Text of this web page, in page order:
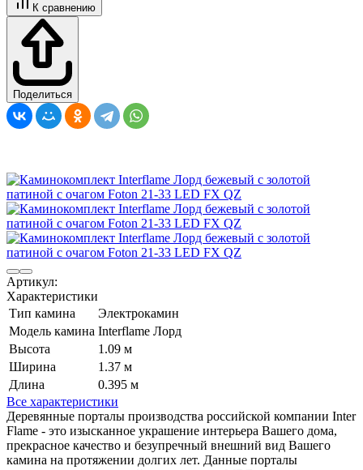
К сравнению
Поделиться
Артикул:
Характеристики
Тип камина
Электрокамин
Модель камина Interflame Лорд
Высота
1.09 м
Ширина
1.37 м
Длина
0.395 м
Все характеристики
Деревянные порталы производства российской компании Inter
Flame - это изысканное украшение интерьера Вашего дома,
прекрасное качество и безупречный внешний вид Вашего
камина на протяжении долгих лет. Данные порталы